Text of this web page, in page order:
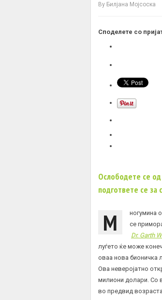
By Билјана Мојсоска
Споделете со
Ослободете се
подгответе се за
М
ногумина
се
Dr. Garth
луѓето ќе може
оваа нова бионичка
Ова неверојатно
милиони долари. Со
во предвид